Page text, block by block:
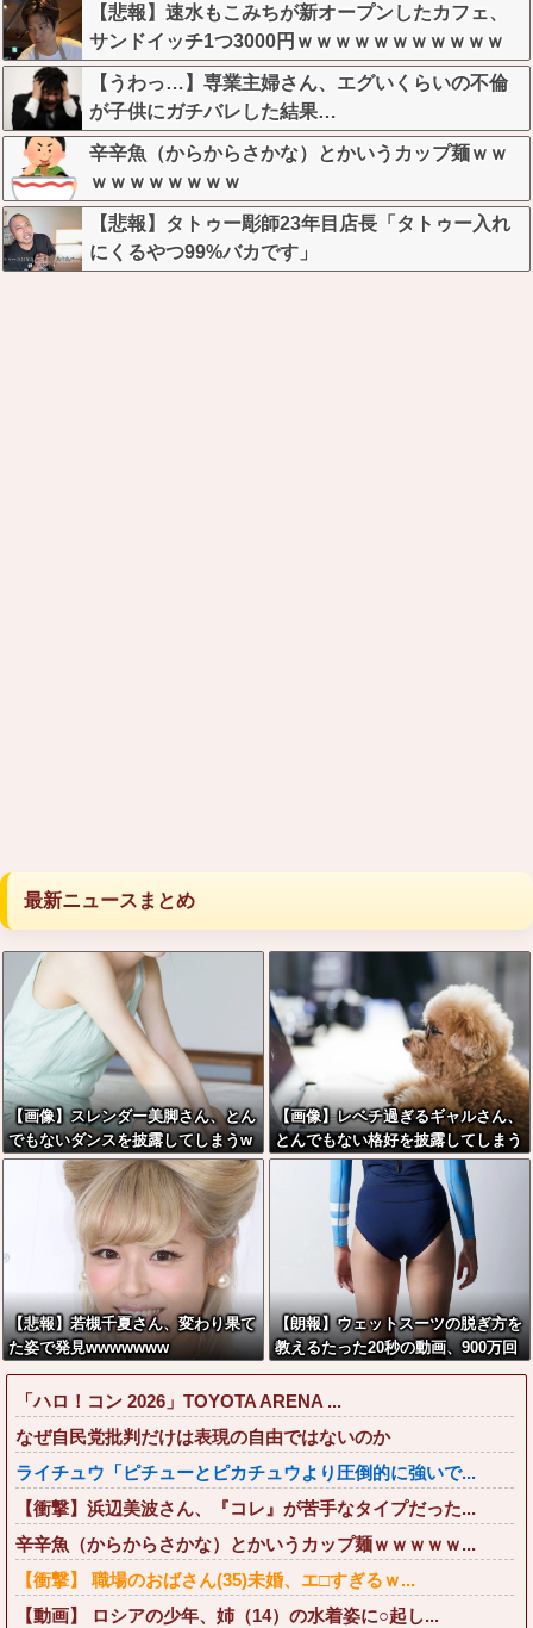
【悲報】速水もこみちが新オープンしたカフェ、
サンドイッチ1つ3000円ｗｗｗｗｗｗｗｗｗｗｗ
ｗｗ
【うわっ…】専業主婦さん、エグいくらいの不倫
が子供にガチバレした結果…
辛辛魚（からからさかな）とかいうカップ麺ｗｗ
ｗｗｗｗｗｗｗｗ
【悲報】タトゥー彫師23年目店長「タトゥー入れ
にくるやつ99%バカです」
最新ニュースまとめ
【画像】スレンダー美脚さん、とん
でもないダンスを披露してしまうw
wwwwwwww
【画像】レベチ過ぎるギャルさん、
とんでもない格好を披露してしまう
w w w w w w w
【悲報】若槻千夏さん、変わり果て
た姿で発見wwwwwww
【朗報】ウェットスーツの脱ぎ方を
教えるたった20秒の動画、900万回
以上再生される
「ハロ！コン 2026」TOYOTA ARENA ...
なぜ自民党批判だけは表現の自由ではないのか
ライチュウ「ピチューとピカチュウより圧倒的に強いで...
【衝撃】浜辺美波さん、『コレ』が苦手なタイプだった...
辛辛魚（からからさかな）とかいうカップ麺ｗｗｗｗｗ...
【衝撃】 職場のおばさん(35)未婚、エ□すぎるｗ...
【動画】 ロシアの少年、姉（14）の水着姿に○起し...